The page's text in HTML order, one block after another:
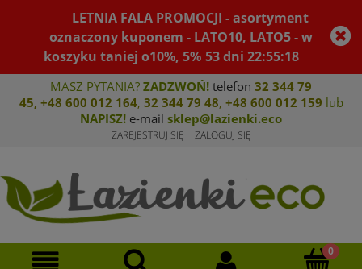
LETNIA FALA PROMOCJI - asortyment
oznaczony kuponem - LATO10, LATO5 - w
koszyku taniej o10%, 5% 53dni22:55:18
MASZ PYTANIA? ZADZWOŃ! telefon 32 344 79
45, +48 600 012 164, 32 344 79 48, +48 600 012 159 lub
NAPISZ! e-mail sklep@lazienki.eco
ZAREJESTRUJ SIĘ ZALOGUJ SIĘ